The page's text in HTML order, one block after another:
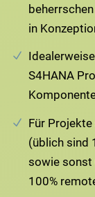
in
S4HANA
Für
(üblich sind
sowie sonst
100%